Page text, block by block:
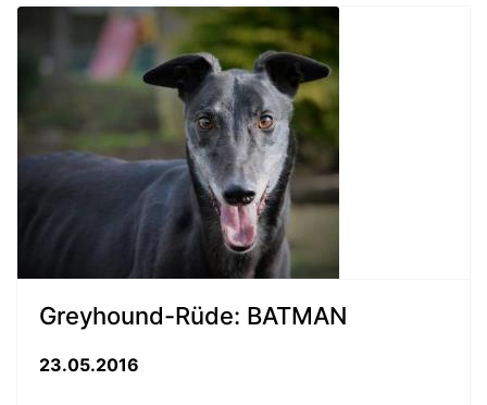
Greyhound-Rüde: BATMAN
23.05.2016